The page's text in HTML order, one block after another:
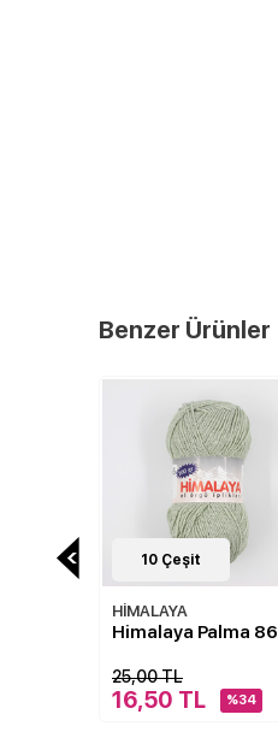
Benzer Ürünler
10 Çeşit
HİMALAYA
Himalaya Palma 98
25,00 TL
16,50 TL %34